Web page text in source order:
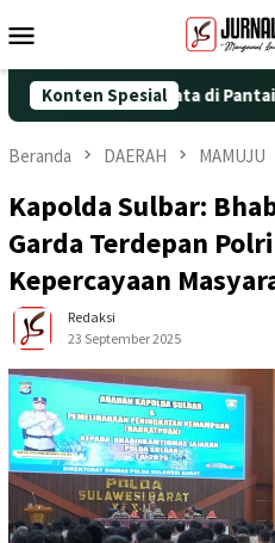
ke
Mobile
Konten Spesial
Aksi Nyata di Pantai
Beranda DAERAH MAMUJU
Kapolda Sulbar:
Garda Terdepan
Kepercayaan
Redaksi
23 September 2025